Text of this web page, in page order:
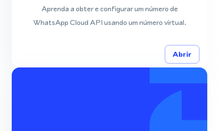
Aprenda a obter e configurar um número de
WhatsApp Cloud API usando um número virtual.
Abrir